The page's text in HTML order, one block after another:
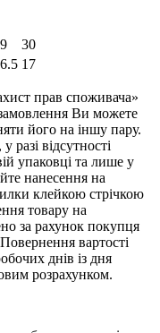
30
17
прав споживача»
Ви можете
його на іншу пару.
відсутності
упаковці та лише у
нанесення на
клейкою стрічкою
товару на
за рахунок покупця
вартості
днів із дня
розрахунком.